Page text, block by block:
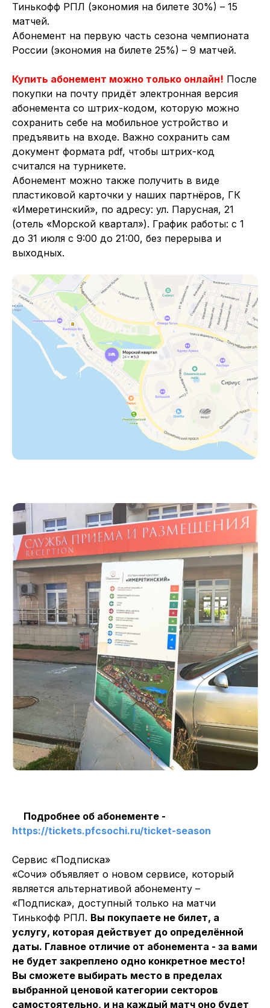
Тинькофф РПЛ (экономия на билете 30%) – 15
матчей.
Абонемент на первую часть сезона чемпионата
России (экономия на билете 25%) – 9 матчей.
Купить абонемент можно только онлайн! После
покупки на почту придёт электронная версия
абонемента со штрих-кодом, которую можно
сохранить себе на мобильное устройство и
предъявить на входе. Важно сохранить сам
документ формата pdf, чтобы штрих-код
считался на турникете.
Абонемент можно также получить в виде
пластиковой карточки у наших партнёров, ГК
«Имеретинский», по адресу: ул. Парусная, 21
(отель «Морской квартал»). График работы: с 1
до 31 июля с 9:00 до 21:00, без перерыва и
выходных.
Подробнее об абонементе -
https://tickets.pfcsochi.ru/ticket-season
Сервис «Подписка»
«Сочи» объявляет о новом сервисе, который
является альтернативой абонементу –
«Подписка», доступный только на матчи
Тинькофф РПЛ. Вы покупаете не билет, а
услугу, которая действует до определённой
даты. Главное отличие от абонемента - за вами
не будет закреплено одно конкретное место!
Вы сможете выбирать место в пределах
выбранной ценовой категории секторов
самостоятельно, и на каждый матч оно будет